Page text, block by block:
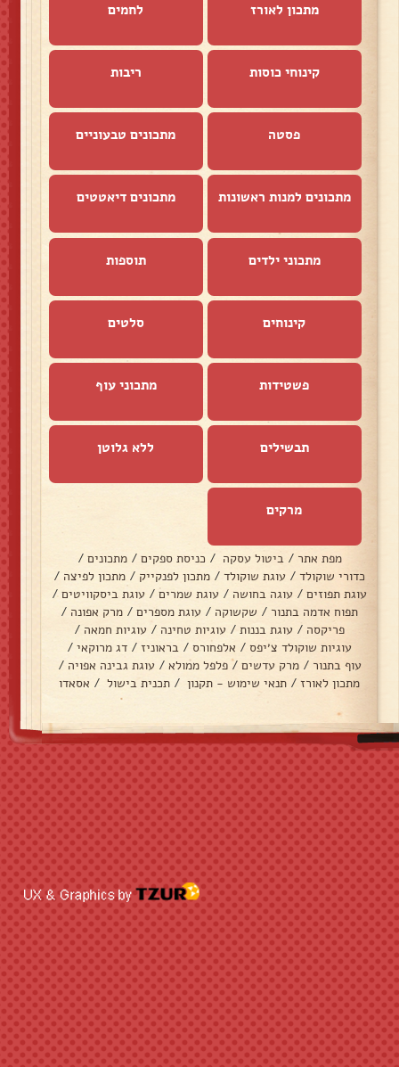
מתכון לאורז לחמים
קינוחי כוסות ריבות
פסטה מתכונים טבעוניים
מתכונים למנות ראשונות מתכונים דיאטטים
מתכוני ילדים תוספות
קינוחים סלטים
פשטידות מתכוני עוף
תבשילים ללא גלוטן
מרקים
מפת אתר / ביטול עסקה / כניסת ספקים / מתכונים /
כדורי שוקולד / עוגת שוקולד / מתכון לפנקייק / מתכון לפיצה /
עוגת תפוזים / עוגה בחושה / עוגת שמרים / עוגת ביסקוויטים /
תפוח אדמה בתנור / שקשוקה / עוגת מספרים / מרק אפונה /
פריקסה / עוגת בננות / עוגיות טחינה / עוגיות חמאה /
עוגיות שוקולד צ׳יפס / אלפחורס / בראוניז / דג מרוקאי /
עוף בתנור / מרק עדשים / פלפל ממולא / עוגת גבינה אפויה /
מתכון לאורז / תנאי שימוש - תקנון / תכנית בישול / אסאדו